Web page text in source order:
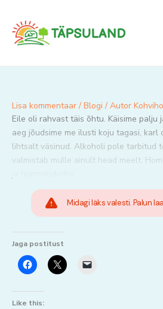
content
Lisa kommentaar / Blogi / Autor
Eile oli rahvast täis õhtu. Käisime palju
aeg jõudsime me ilusti koju tagasi, karl
lihtsalt väsinud. Alkoholi pole tarbitud
valmistab mulle ainult head meelt.
Midagi läks valesti. Palun
Jaga postitust
Like this: